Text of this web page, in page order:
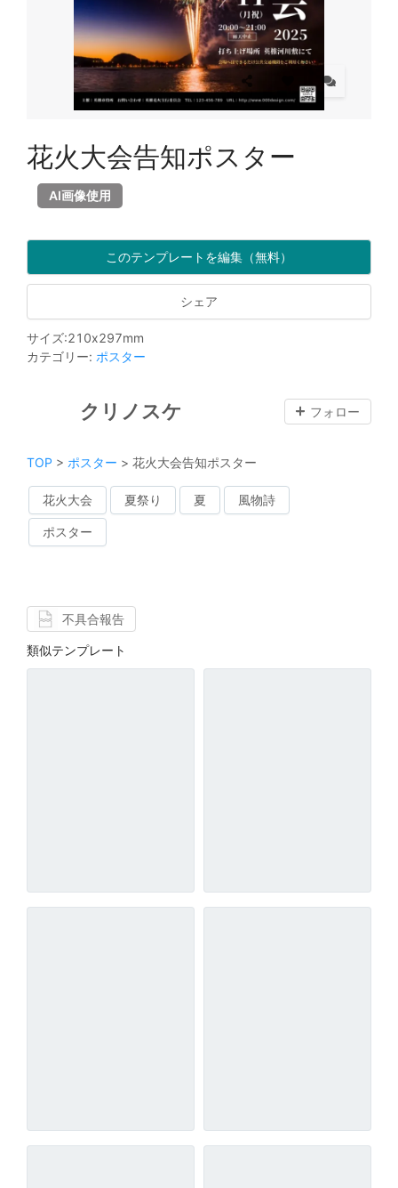
花火大会告知ポスター
AI画像使用
このテンプレートを編集（無料）
シェア
サイズ:210x297mm
カテゴリー: ポスター
クリノスケ フォロー
TOP > ポスター > 花火大会告知ポスター
花火大会 夏祭り 夏 風物詩
ポスター
不具合報告
類似テンプレート